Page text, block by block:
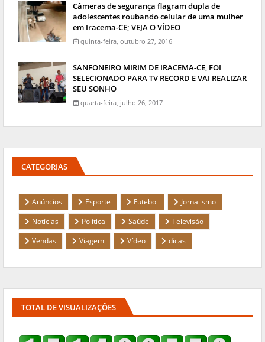
Câmeras de segurança flagram dupla de
adolescentes roubando celular de uma mulher
em Iracema-CE; VEJA O VÍDEO
quinta-feira, outubro 27, 2016
SANFONEIRO MIRIM DE IRACEMA-CE, FOI
SELECIONADO PARA TV RECORD E VAI REALIZAR
SEU SONHO
quarta-feira, julho 26, 2017
CATEGORIAS
Anúncios Esporte Futebol
Jornalismo
Notícias
Política Saúde
Televisão
Vendas
Viagem Vídeo dicas
TOTAL DE VISUALIZAÇÕES